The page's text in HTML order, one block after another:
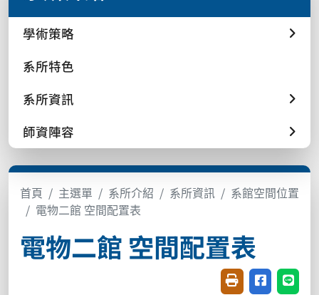
學術策略
系所特色
系所資訊
師資陣容
首頁 主選單 系所介紹 系所資訊
系館空間位置
電物二館 空間配置表
電物二館 空間配置表
友善列印(開新視
分享至臉書
分享